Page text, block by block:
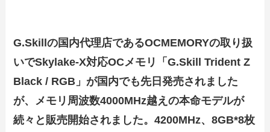
G.Skillの国内代理店であるOCMEMORYの取り扱
いでSkylake-X対応OCメモリ「G.Skill Trident Z
Black / RGB」が国内でも先日発売されました
が、メモリ周波数4000MHz越えの本命モデルが
続々と販売開始されました。4200MHz、8GB*8枚